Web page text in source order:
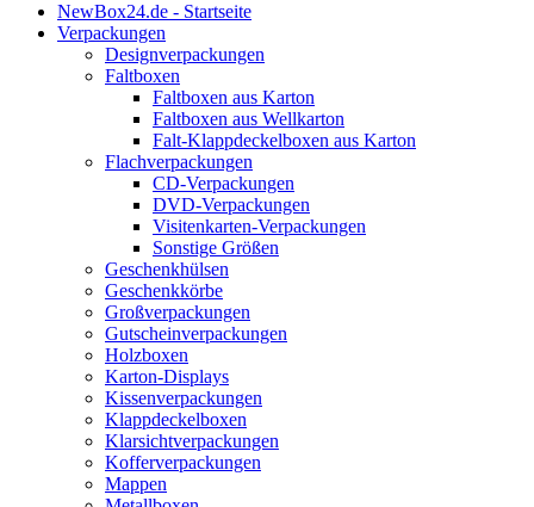
NewBox24.de - Startseite
Verpackungen
Designverpackungen
Faltboxen
Faltboxen aus Karton
Faltboxen aus Wellkarton
Falt-Klappdeckelboxen aus Karton
Flachverpackungen
CD-Verpackungen
DVD-Verpackungen
Visitenkarten-Verpackungen
Sonstige Größen
Geschenkhülsen
Geschenkkörbe
Großverpackungen
Gutscheinverpackungen
Holzboxen
Karton-Displays
Kissenverpackungen
Klappdeckelboxen
Klarsichtverpackungen
Kofferverpackungen
Mappen